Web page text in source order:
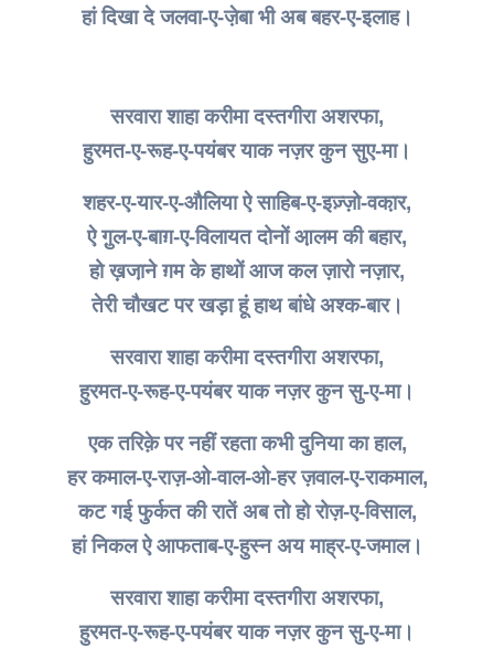
हां दिखा‌ दे जलवा-ए-जे़बा भी अब बहर-ए-इलाह।
सरवारा शाहा करीमा दस्तगीरा अशरफा,
हुरमत-ए-रूह-ए-पयंबर याक नज़र कुन सुए-मा।
शहर-ए-यार-ए-औलिया ऐ‌ साहिब-ए-इज़्ज़ो-वका़र,
ऐ गु़ल-ए-बाग़-ए-विलायत दोनों आ़लम की बहार,
हो ख़जा़ने ग़म के हाथों आज कल ज़ारो नज़ार,
तेरी चौखट पर खड़ा हूं हाथ बांधे अश्क-बार।
सरवारा शाहा करीमा दस्तगीरा अशरफा,
हुरमत-ए-रूह-ए-पयंबर याक नज़र कुन सु-ए-मा।
एक तरिक़े पर नहीं रहता कभी दुनिया का हाल,
हर कमाल-ए-राज़-ओ-वाल-ओ-हर ज़वाल-ए-राकमाल,
कट गई फु़र्कत की रातें अब तो हो रोज़-ए-विसाल,
हां निकल ऐ आफताब-ए-हुस्न अय माह्र-ए-जमाल।
सरवारा शाहा करीमा दस्तगीरा अशरफा,
हुरमत-ए-रूह-ए-पयंबर याक नज़र कुन सु-ए-मा।